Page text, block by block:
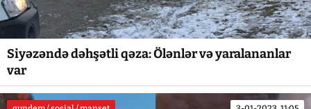
Siyəzəndə dəhşətli qəza: Ölənlər və yaralananlar
var